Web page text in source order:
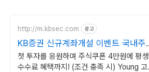
http://m.kbsec.com 광고
KB증권 신규계좌개설 이벤트 국내주
식쿠폰 최대 5만원
첫 투자를 응원하며 주식쿠폰 4만원에 평생
수수료 혜택까지! (조건 충족 시) Young 고